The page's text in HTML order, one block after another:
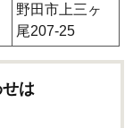
野田市上三ヶ
尾207-25
は